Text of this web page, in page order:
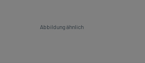
Abbildung ähnlich